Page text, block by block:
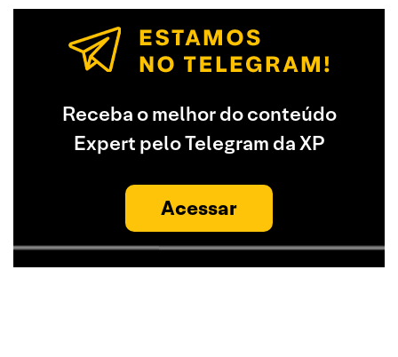
Receba o melhor do conteúdo
Expert pelo Telegram da XP
Acessar